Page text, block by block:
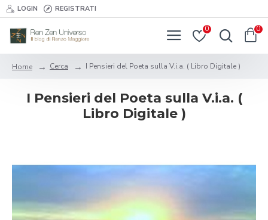
LOGIN REGISTRATI
0 0
Home Cerca I Pensieri del Poeta sulla V.i.a. ( Libro Digitale )
I Pensieri del Poeta sulla V.i.a. (
Libro Digitale )